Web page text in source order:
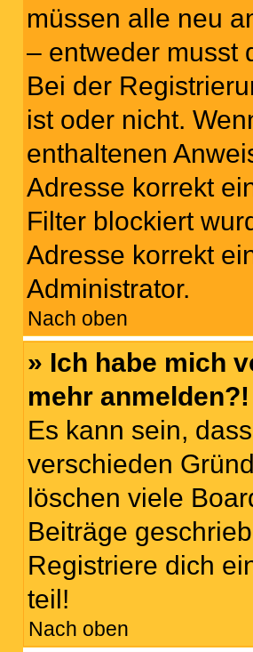
müssen alle neu
– entweder musst
Bei der
ist oder nicht.
enthaltenen
Adresse korrekt
Filter blockiert
Adresse korrekt
Administrator.
Nach oben
» Ich habe mich
mehr anmelden?!
Es kann sein,
verschieden
löschen viele
Beiträge
Registriere dich
teil!
Nach oben